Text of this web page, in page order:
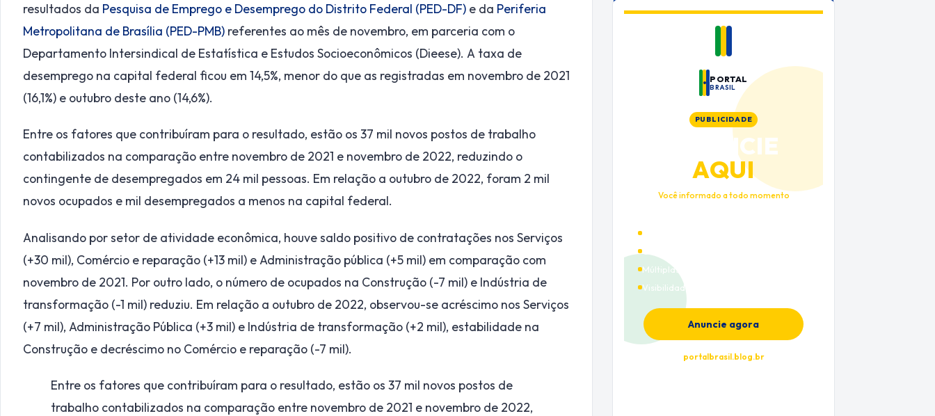
resultados da Pesquisa de Emprego e Desemprego do Distrito Federal (PED-DF) e da Periferia
Metropolitana de Brasília (PED-PMB) referentes ao mês de novembro, em parceria com o
Departamento Intersindical de Estatística e Estudos Socioeconômicos (Dieese). A taxa de
desemprego na capital federal ficou em 14,5%, menor do que as registradas em novembro de 2021
(16,1%) e outubro deste ano (14,6%).
Entre os fatores que contribuíram para o resultado, estão os 37 mil novos postos de trabalho
contabilizados na comparação entre novembro de 2021 e novembro de 2022, reduzindo o
contingente de desempregados em 24 mil pessoas. Em relação a outubro de 2022, foram 2 mil
novos ocupados e mil desempregados a menos na capital federal.
Analisando por setor de atividade econômica, houve saldo positivo de contratações nos Serviços
(+30 mil), Comércio e reparação (+13 mil) e Administração pública (+5 mil) em comparação com
novembro de 2021. Por outro lado, o número de ocupados na Construção (-7 mil) e Indústria de
transformação (-1 mil) reduziu. Em relação a outubro de 2022, observou-se acréscimo nos Serviços
(+7 mil), Administração Pública (+3 mil) e Indústria de transformação (+2 mil), estabilidade na
Construção e decréscimo no Comércio e reparação (-7 mil).
Entre os fatores que contribuíram para o resultado, estão os 37 mil novos postos de
trabalho contabilizados na comparação entre novembro de 2021 e novembro de 2022,
PORTAL
BRASIL
PUBLICIDADE
ANUNCIE
AQUI
Você informado a todo momento
Cobertura nacional
Múltiplas categorias
Visibilidade premium
Anuncie agora
portalbrasil.blog.br